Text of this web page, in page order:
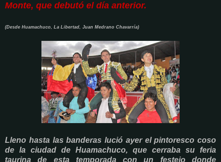
Monte, que debutó el día anterior.
(Desde Huamachuco, La Libertad, Juan Medrano Chavarría)
Lleno hasta las banderas lució ayer el pintoresco coso
de la ciudad de Huamachuco, que cerraba su feria
taurina de esta temporada con un festejo donde